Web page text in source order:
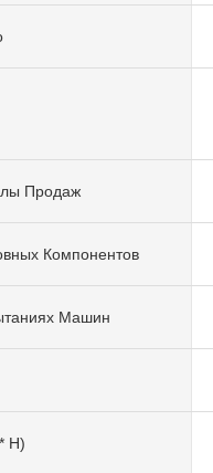
Продаж
Компонентов
Машин
H)